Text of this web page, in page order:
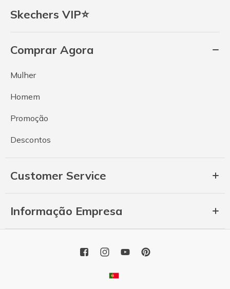
Skechers VIP⭐
Comprar Agora
Mulher
Homem
Promoção
Descontos
Customer Service
Informação Empresa